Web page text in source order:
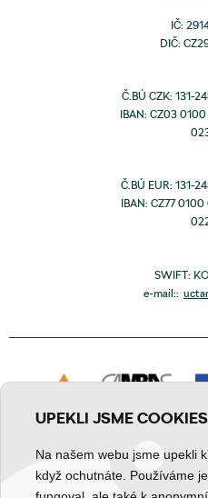
IČ:
DIČ:
Č.BÚ CZK: 131-
IBAN: CZ03
Č.BÚ EUR: 131-
IBAN: CZ77
SWIFT:
e-mail::
UPEKLI JSME
Na našem webu jsme upekli
když ochutnáte. Používáme